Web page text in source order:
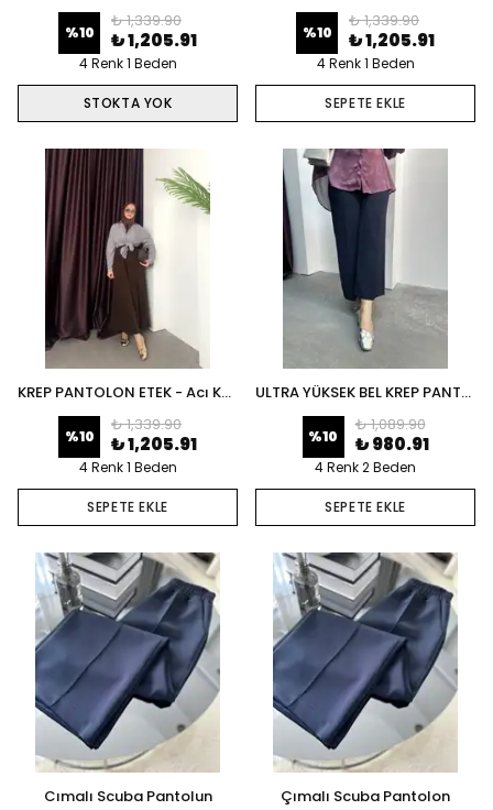
%10
₺ 1,339.90
₺ 1,205.91
4 Renk 1 Beden
STOKTA YOK
%10
₺ 1,339.90
₺ 1,205.91
4 Renk 1 Beden
SEPETE EKLE
KREP PANTOLON ETEK - Acı Kahve
%10
₺ 1,339.90
₺ 1,205.91
4 Renk 1 Beden
SEPETE EKLE
ULTRA YÜKSEK BEL KREP PANTOLON
%10
₺ 1,089.90
₺ 980.91
4 Renk 2 Beden
SEPETE EKLE
Cımalı Scuba Pantolun Çımalı Scuba Pantolon